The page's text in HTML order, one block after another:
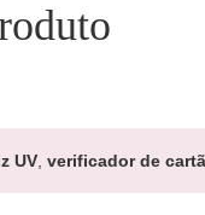
UV verificador de